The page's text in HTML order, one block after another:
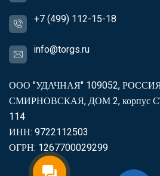
+7 (499) 112-15-18
info@torgs.ru
ООО "УДАЧНАЯ" 109052,
СМИРНОВСКАЯ, ДОМ 2, корпус
114
ИНН: 9722112503
ОГРН: 1267700029299